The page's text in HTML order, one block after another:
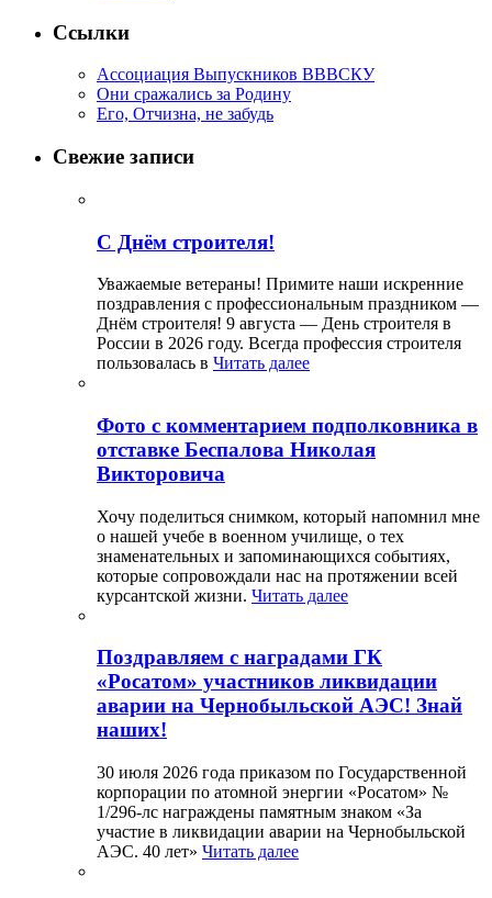
Ссылки
Ассоциация Выпускников ВВВСКУ
Они сражались за Родину
Его, Отчизна, не забудь
Свежие записи
С Днём строителя!
Уважаемые ветераны! Примите наши искренние
поздравления с профессиональным праздником —
Днём строителя! 9 августа — День строителя в
России в 2026 году. Всегда профессия строителя
пользовалась в Читать далее
Фото с комментарием подполковника в
отставке Беспалова Николая
Викторовича
Хочу поделиться снимком, который напомнил мне
о нашей учебе в военном училище, о тех
знаменательных и запоминающихся событиях,
которые сопровождали нас на протяжении всей
курсантской жизни. Читать далее
Поздравляем с наградами ГК
«Росатом» участников ликвидации
аварии на Чернобыльской АЭС! Знай
наших!
30 июля 2026 года приказом по Государственной
корпорации по атомной энергии «Росатом» №
1/296-лс награждены памятным знаком «За
участие в ликвидации аварии на Чернобыльской
АЭС. 40 лет» Читать далее